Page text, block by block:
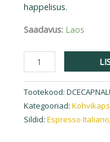
happelisus.
Saadavus: Laos
Tootekood:
Kategooriad:
Sildid: Espresso Italiano